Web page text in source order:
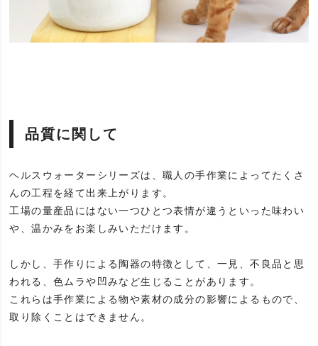
品質に関して
ヘルスウォーターシリーズは、職人の手作業によってたくさ
んの工程を経て出来上がります。
工場の量産品にはない一つひとつ表情が違うといった味わい
や、温かみをお楽しみいただけます。
しかし、手作りによる陶器の特徴として、一見、不良品と思
われる、色ムラや凹みなど生じることがあります。
これらは手作業による物や素材の成分の影響によるもので、
取り除くことはできません。